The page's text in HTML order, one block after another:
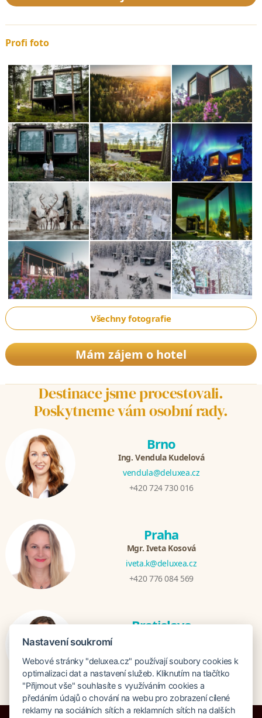
Profi foto
Všechny fotografie
Mám zájem o hotel
Destinace jsme procestovali.
Poskytneme vám osobní rady.
Brno
Ing. Vendula Kudelová
vendula@deluxea.cz
+420 724 730 016
Praha
Mgr. Iveta Kosová
iveta.k@deluxea.cz
+420 776 084 569
Bratislava
+421 948 759 074
Nastavení soukromí
Webové stránky "deluxea.cz" používají soubory cookies k
optimalizaci dat a nastavení služeb. Kliknutím na tlačítko
"Přijmout vše" souhlasíte s využíváním cookies a
předáním údajů o chování na webu pro zobrazení cílené
reklamy na sociálních sítích a reklamních sítích na dalších